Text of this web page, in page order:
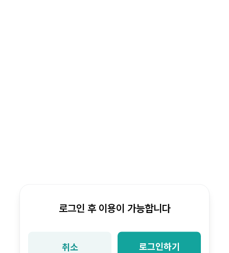
로그인 후 이용이 가능합니다
취소 로그인하기